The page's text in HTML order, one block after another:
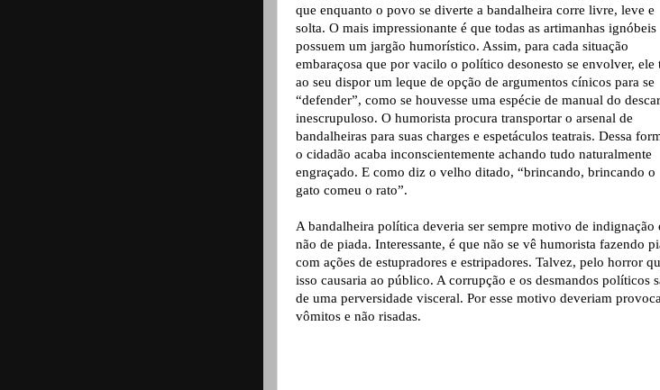
que enquanto o povo se diverte a bandalheira corre livre, leve e
solta. O mais impressionante é que todas as artimanhas ignóbeis
possuem um jargão humorístico. Assim, para cada situação
embaraçosa que por vacilo o político desonesto se envolver, ele
ao seu dispor um leque de opção de argumentos cínicos para se
“defender”, como se houvesse uma espécie de manual do
inescrupuloso. O humorista procura transportar o arsenal de
bandalheiras para suas charges e espetáculos teatrais. Dessa
o cidadão acaba inconscientemente achando tudo naturalmente
engraçado. E como diz o velho ditado, “brincando, brincando o
gato comeu o rato”.
A bandalheira política deveria ser sempre motivo de indignação
não de piada. Interessante, é que não se vê humorista fazendo
com ações de estupradores e estripadores. Talvez, pelo horror
isso causaria ao público. A corrupção e os desmandos políticos
de uma perversidade visceral. Por esse motivo deveriam
vômitos e não risadas.